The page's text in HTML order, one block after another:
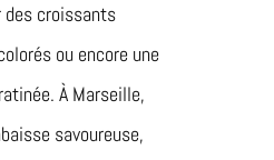
des croissants
ou encore une
À Marseille,
savoureuse,